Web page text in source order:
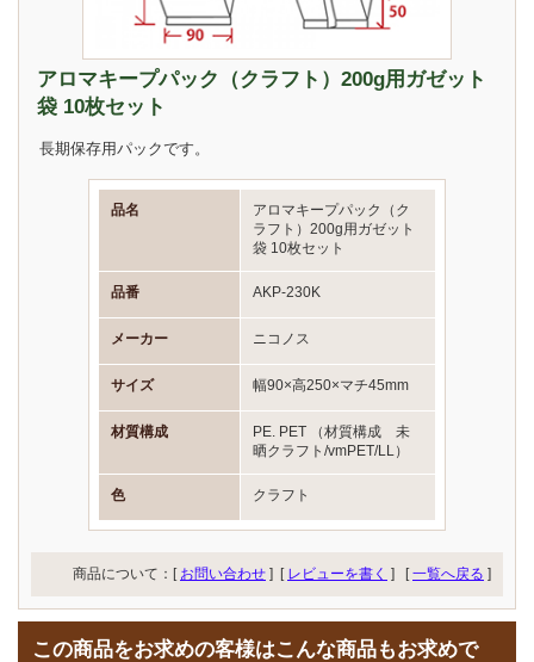
アロマキープパック（クラフト）200g用ガゼット
袋 10枚セット
長期保存用パックです。
品名
アロマキープパック（ク
ラフト）200g用ガゼット
袋 10枚セット
品番 AKP-230K
メーカー ニコノス
サイズ 幅90×高250×マチ45mm
材質構成
PE. PET （材質構成 未
晒クラフト/vmPET/LL）
色 クラフト
商品について：[ お問い合わせ ] [ レビューを書く ] [一覧へ戻る ]
この商品をお求めの客様はこんな商品もお求めで